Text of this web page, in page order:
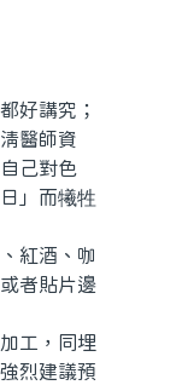
好講究；
醫師資
己對色
」而犧牲
紅酒、咖
者貼片邊
工，同埋
烈建議預